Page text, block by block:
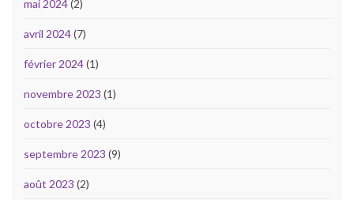
mai 2024(2)
avril 2024(7)
février 2024(1)
novembre 2023 (1)
octobre 2023 (4)
septembre 2023 (9)
août 2023 (2)